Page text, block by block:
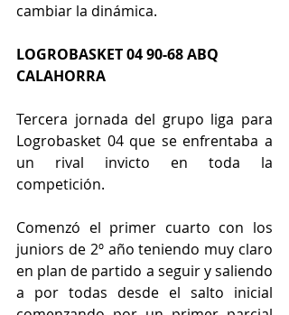
cambiar la dinámica.
LOGROBASKET 04 90-68 ABQ
CALAHORRA
Tercera jornada del grupo liga para
Logrobasket 04 que se enfrentaba a
un rival invicto en toda la
competición.
Comenzó el primer cuarto con los
juniors de 2º año teniendo muy claro
en plan de partido a seguir y saliendo
a por todas desde el salto inicial